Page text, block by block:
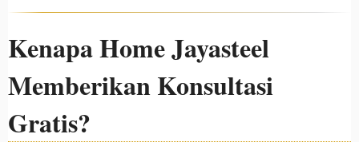
Kenapa Home Jayasteel
Memberikan Konsultasi
Gratis?